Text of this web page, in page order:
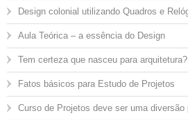
Design colonial utilizando Quadros e
Aula Teórica – a essência do Design
Tem certeza que nasceu para arquitetura?
Fatos básicos para Estudo de Projetos
Curso de Projetos deve ser uma diversão